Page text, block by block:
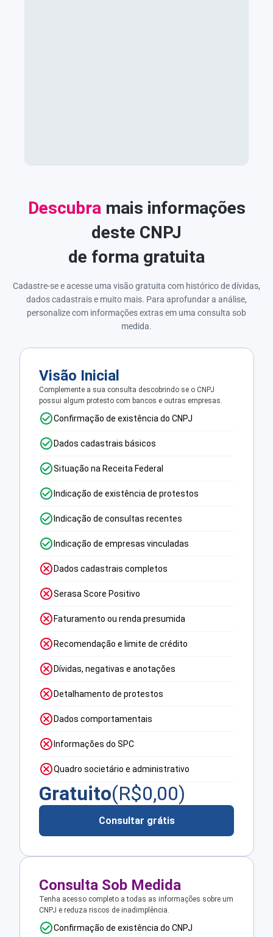
Descubra mais informações
deste CNPJ
de forma gratuita
Cadastre-se e acesse uma visão gratuita com histórico de dívidas,
dados cadastrais e muito mais. Para aprofundar a análise,
personalize com informações extras em uma consulta sob
medida.
Visão Inicial
Complemente a sua consulta descobrindo se o CNPJ
possui algum protesto com bancos e outras empresas.
Confirmação de existência do CNPJ
Dados cadastrais básicos
Situação na Receita Federal
Indicação de existência de protestos
Indicação de consultas recentes
Indicação de empresas vinculadas
Dados cadastrais completos
Serasa Score Positivo
Faturamento ou renda presumida
Recomendação e limite de crédito
Dívidas, negativas e anotações
Detalhamento de protestos
Dados comportamentais
Informações do SPC
Quadro societário e administrativo
Gratuito(R$0,00)
Consultar grátis
Consulta Sob Medida
Tenha acesso completo a todas as informações sobre um
CNPJ e reduza riscos de inadimplência.
Confirmação de existência do CNPJ